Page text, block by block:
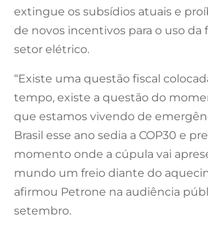
extingue os subsídios atuais e
de novos incentivos para o uso da
setor elétrico.
“Existe uma questão fiscal
tempo, existe a questão do
que estamos vivendo de
Brasil esse ano sedia a COP30 e
momento onde a cúpula vai
mundo um freio diante do
afirmou Petrone na audiência
setembro.